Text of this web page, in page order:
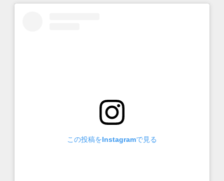
この投稿をInstagramで見る